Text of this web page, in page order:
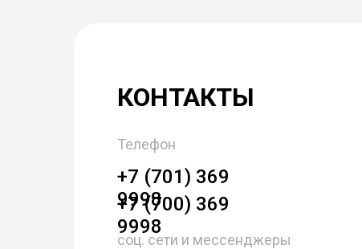
КОНТАКТЫ
Телефон
соц. сети и мессенджеры
+7 (701) 369
9998
+7 (700) 369
9998